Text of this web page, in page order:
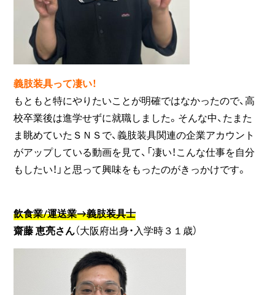
義肢装具って凄い！
もともと特にやりたいことが明確ではなかったので、高
校卒業後は進学せずに就職しました。そんな中、たまた
ま眺めていたＳＮＳで、義肢装具関連の企業アカウント
がアップしている動画を見て、「凄い！こんな仕事を自分
もしたい！」と思って興味をもったのがきっかけです。
飲食業/運送業→義肢装具士
齋藤 恵亮さん（大阪府出身・入学時３１歳）